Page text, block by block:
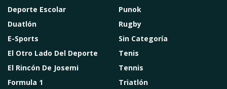
Deporte Escolar
Duatlón
E-Sports
El Otro Lado Del Deporte
El Rincón De Josemi
Formula 1
Punok
Rugby
Sin Categoría
Tenis
Tennis
Triatlón